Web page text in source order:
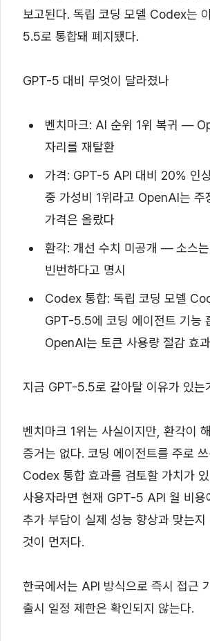
보고된다. 독립 코딩 모델 Codex는
5.5로 통합돼 폐지됐다.
GPT-5 대비 무엇이 달라졌나
벤치마크: AI 순위 1위 복귀 —
자리를 재탈환
가격: GPT-5 API 대비 20% 인
중 가성비 1위라고 OpenAI는 주
가격은 올랐다
환각: 개선 수치 미공개 — 소스는
빈번하다고 명시
Codex 통합: 독립 코딩 모델
GPT-5.5에 코딩 에이전트 기능
OpenAI는 토큰 사용량 절감 효
지금 GPT-5.5로 갈아탈 이유가 있는
벤치마크 1위는 사실이지만, 환각이
증거는 없다. 코딩 에이전트를 주로
Codex 통합 효과를 검토할 가치가 있
사용자라면 현재 GPT-5 API 월 비용
추가 부담이 실제 성능 향상과 맞는지
것이 먼저다.
한국에서는 API 방식으로 즉시 접근
출시 일정 제한은 확인되지 않는다.